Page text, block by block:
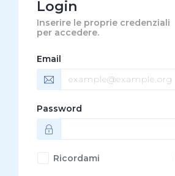
Login
Inserire le proprie credenziali
per accedere.
Email
Password
Ricordami